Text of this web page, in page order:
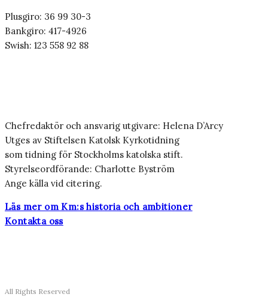
Plusgiro: 36 99 30-3
Bankgiro: 417-4926
Swish: 123 558 92 88
Chefredaktör och ansvarig utgivare: Helena D’Arcy
Utges av Stiftelsen Katolsk Kyrkotidning
som tidning för Stockholms katolska stift.
Styrelseordförande: Charlotte Byström
Ange källa vid citering.
Läs mer om Km:s historia och ambitioner
Kontakta oss
All Rights Reserved